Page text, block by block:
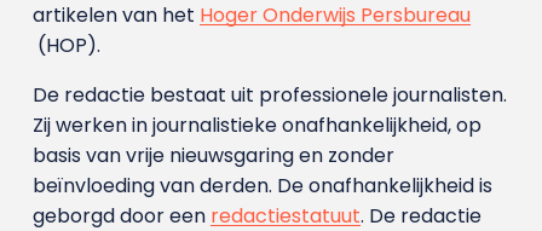
artikelen van het Hoger Onderwijs Persbureau
(HOP).
De redactie bestaat uit professionele journalisten.
Zij werken in journalistieke onafhankelijkheid, op
basis van vrije nieuwsgaring en zonder
beïnvloeding van derden. De onafhankelijkheid is
geborgd door een redactiestatuut. De redactie